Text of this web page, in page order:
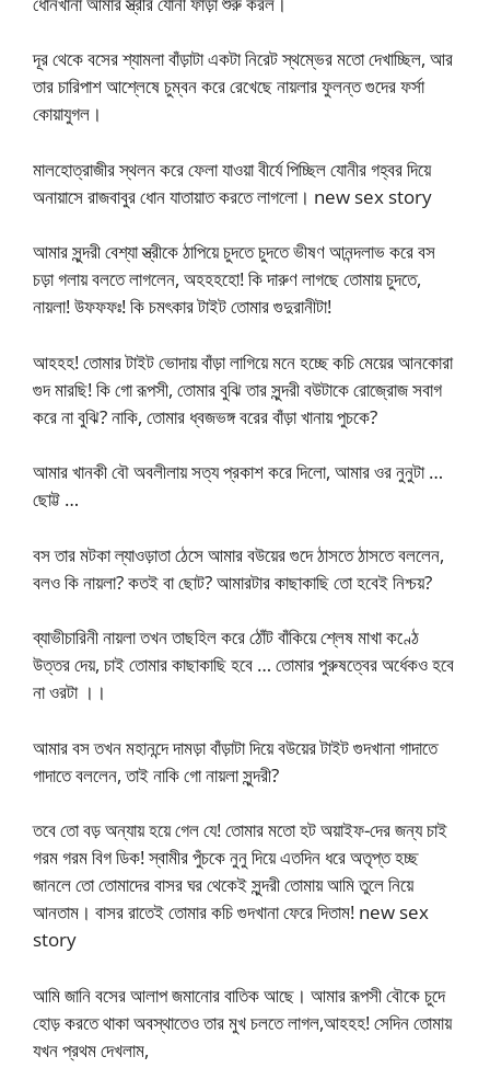
দূর থেকে বসের শ্যামলা বাঁড়াটা একটা নিরেট স্থম্ভের মতো দেখাচ্ছিল, আর
তার চারিপাশ আশ্লেষে চুম্বন করে রেখেছে নায়লার ফুলন্ত গুদের ফর্সা
কোয়াযুগল।
মালহোত্রাজীর স্থলন করে ফেলা যাওয়া বীর্যে পিচ্ছিল যোনীর গহ্বর দিয়ে
অনায়াসে রাজবাবুর ধোন যাতায়াত করতে লাগলো। new sex story
আমার সুন্দরী বেশ্যা স্ত্রীকে ঠাপিয়ে চুদতে চুদতে ভীষণ আনন্দলাভ করে বস
চড়া গলায় বলতে লাগলেন, অহহহহো! কি দারুণ লাগছে তোমায় চুদতে,
নায়লা! উফফফঃ! কি চমৎকার টাইট তোমার গুদুরানীটা!
আহহহ! তোমার টাইট ভোদায় বাঁড়া লাগিয়ে মনে হচ্ছে কচি মেয়ের আনকোরা
গুদ মারছি! কি গো রূপসী, তোমার বুঝি তার সুন্দরী বউটাকে রোজ্রোজ সবাগ
করে না বুঝি? নাকি, তোমার ধ্বজভঙ্গ বরের বাঁড়া খানায় পুচকে?
আমার খানকী বৌ অবলীলায় সত্য প্রকাশ করে দিলো, আমার ওর নুনুটা …
ছোট্ট …
বস তার মটকা ল্যাওড়াতা ঠেসে আমার বউয়ের গুদে ঠাসতে ঠাসতে বললেন,
বলও কি নায়লা? কতই বা ছোট? আমারটার কাছাকাছি তো হবেই নিশ্চয়?
ব্যাভীচারিনী নায়লা তখন তাছহিল করে ঠোঁট বাঁকিয়ে শ্লেষ মাখা কণ্ঠে
উত্তর দেয়, চাই তোমার কাছাকাছি হবে … তোমার পুরুষত্বের অর্ধেকও হবে
না ওরটা ।।
আমার বস তখন মহানন্দে দামড়া বাঁড়াটা দিয়ে বউয়ের টাইট গুদখানা গাদাতে
গাদাতে বললেন, তাই নাকি গো নায়লা সুন্দরী?
তবে তো বড় অন্যায় হয়ে গেল যে! তোমার মতো হট অয়াইফ-দের জন্য চাই
গরম গরম বিগ ডিক! স্বামীর পুঁচকে নুনু দিয়ে এতদিন ধরে অতৃপ্ত হচ্ছ
জানলে তো তোমাদের বাসর ঘর থেকেই সুন্দরী তোমায় আমি তুলে নিয়ে
আনতাম। বাসর রাতেই তোমার কচি গুদখানা ফেরে দিতাম! new sex
story
আমি জানি বসের আলাপ জমানোর বাতিক আছে। আমার রূপসী বৌকে চুদে
হোড় করতে থাকা অবস্থাতেও তার মুখ চলতে লাগল,আহহহ! সেদিন তোমায়
যখন প্রথম দেখলাম,